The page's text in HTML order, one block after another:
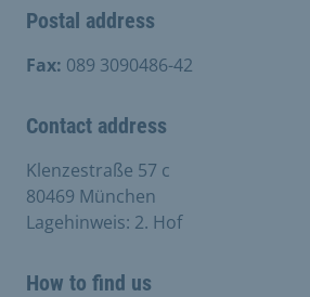
Postal address
Fax: 089 3090486-42
Contact address
Klenzestraße 57 c
80469 München
Lagehinweis: 2. Hof
How to find us